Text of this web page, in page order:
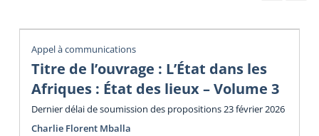
Appel à communications
Titre de l’ouvrage : L’État dans les
Afriques : État des lieux – Volume 3
Dernier délai de soumission des propositions 23 février 2026
Charlie Florent Mballa